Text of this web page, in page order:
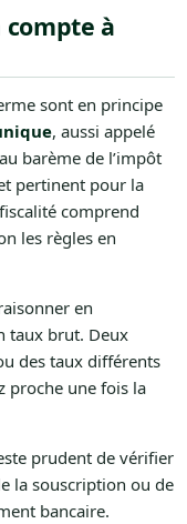
compte à
sont en principe
, aussi appelé
barème de l’impôt
pertinent pour la
comprend
les règles en
en
taux brut. Deux
des taux différents
proche une fois la
prudent de vérifier
la souscription ou de
bancaire.